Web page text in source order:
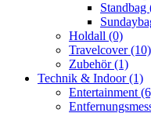
Standbag
Holdall (0)
Travelcover(10)
Zubehör(1)
Technik & Indoor(1)
Entertainment